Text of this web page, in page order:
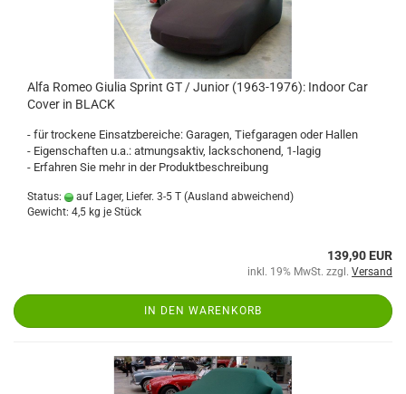
Alfa Romeo Giulia Sprint GT / Junior (1963-1976): Indoor Car
Cover in BLACK
- für trockene Einsatzbereiche: Garagen, Tiefgaragen oder Hallen
- Eigenschaften u.a.: atmungsaktiv, lackschonend, 1-lagig
- Erfahren Sie mehr in der Produktbeschreibung
Status: auf Lager, Liefer. 3-5 T (Ausland abweichend)
Gewicht: 4,5 kg je Stück
139,90 EUR
inkl. 19% MwSt. zzgl. Versand
IN DEN WARENKORB